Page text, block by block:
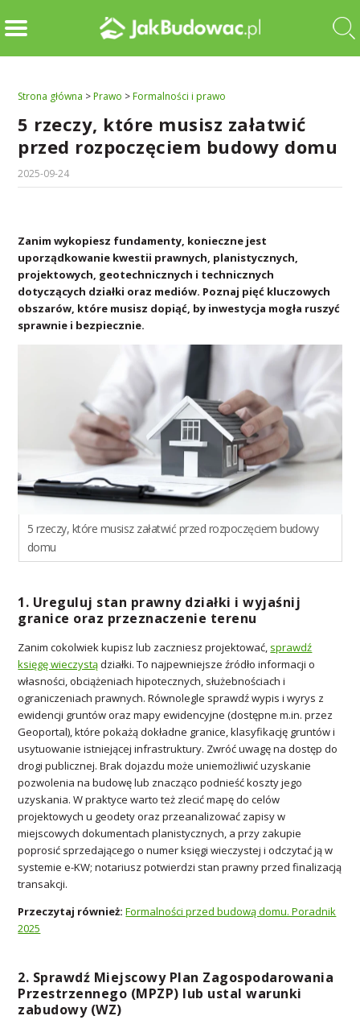
Strona główna >Prawo >Formalności i prawo
5 rzeczy, które musisz załatwić
przed rozpoczęciem budowy domu
2025-09-24
Zanim wykopiesz fundamenty, konieczne jest
uporządkowanie kwestii prawnych, planistycznych,
projektowych, geotechnicznych i technicznych
dotyczących działki oraz mediów. Poznaj pięć kluczowych
obszarów, które musisz dopiąć, by inwestycja mogła ruszyć
sprawnie i bezpiecznie.
5 rzeczy, które musisz załatwić przed rozpoczęciem budowy
domu
1. Ureguluj stan prawny działki i wyjaśnij
granice oraz przeznaczenie terenu
Zanim cokolwiek kupisz lub zaczniesz projektować, sprawdź
księgę wieczystądziałki. To najpewniejsze źródło informacji o
własności, obciążeniach hipotecznych, służebnościach i
ograniczeniach prawnych. Równolegle sprawdź wypis i wyrys z
ewidencji gruntów oraz mapy ewidencyjne (dostępne m.in. przez
Geoportal), które pokażą dokładne granice, klasyfikację gruntów i
usytuowanie istniejącej infrastruktury. Zwróć uwagę na dostęp do
drogi publicznej. Brak dojazdu może uniemożliwić uzyskanie
pozwolenia na budowę lub znacząco podnieść koszty jego
uzyskania. W praktyce warto też zlecić mapę do celów
projektowych u geodety oraz przeanalizować zapisy w
miejscowych dokumentach planistycznych, a przy zakupie
poprosić sprzedającego o numer księgi wieczystej i odczytać ją w
systemie e-KW; notariusz potwierdzi stan prawny przed finalizacją
transakcji.
Przeczytaj również:Formalności przed budową domu. Poradnik
2025
2. Sprawdź Miejscowy Plan Zagospodarowania
Przestrzennego (MPZP) lub ustal warunki
zabudowy (WZ)